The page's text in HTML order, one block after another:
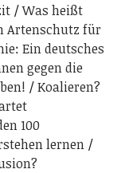
Was heißt
Artenschutz für
Ein deutsches
gegen die
Koalieren?
100
lernen